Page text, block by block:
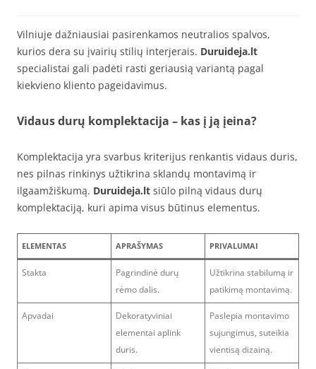
Vilniuje dažniausiai pasirenkamos neutralios spalvos,
kurios dera su įvairių stilių interjerais. Duruideja.lt
specialistai gali padėti rasti geriausią variantą pagal
kiekvieno kliento pageidavimus.
Vidaus durų komplektacija – kas į ją įeina?
Komplektacija yra svarbus kriterijus renkantis vidaus duris,
nes pilnas rinkinys užtikrina sklandų montavimą ir
ilgaamžiškumą. Duruideja.lt siūlo pilną vidaus durų
komplektaciją, kuri apima visus būtinus elementus.
ELEMENTAS APRAŠYMAS PRIVALUMAI
Stakta
Pagrindinė durų
rėmo dalis.
Užtikrina stabilumą ir
patikimą montavimą.
Apvadai
Dekoratyviniai
elementai aplink
duris.
Paslepia montavimo
sujungimus, suteikia
vientisą dizainą.